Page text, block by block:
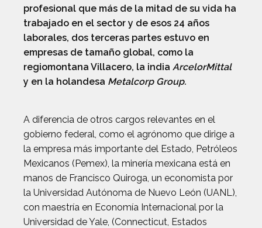
profesional que más de la mitad de su vida ha
trabajado en el sector y de esos 24 años
laborales, dos terceras partes estuvo en
empresas de tamaño global, como la
regiomontana Villacero, la india ArcelorMittal
y en la holandesa Metalcorp Group.
A diferencia de otros cargos relevantes en el
gobierno federal, como el agrónomo que dirige a
la empresa más importante del Estado, Petróleos
Mexicanos (Pemex), la minería mexicana está en
manos de Francisco Quiroga, un economista por
la Universidad Autónoma de Nuevo León (UANL),
con maestría en Economía Internacional por la
Universidad de Yale, (Connecticut, Estados